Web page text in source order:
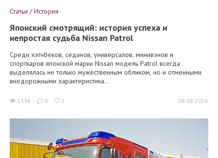
Статьи / История
Японский смотрящий: история успеха и
непростая судьба Nissan Patrol
Среди хэтчбеков, седанов, универсалов, минивэнов и
спорткаров японской марки Nissan модель Patrol всегда
выделялась не только мужественным обликом, но и отменными
внедорожными характеристика...
1396 0 2 08.08.2026